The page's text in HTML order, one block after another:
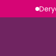
Derya Arms,